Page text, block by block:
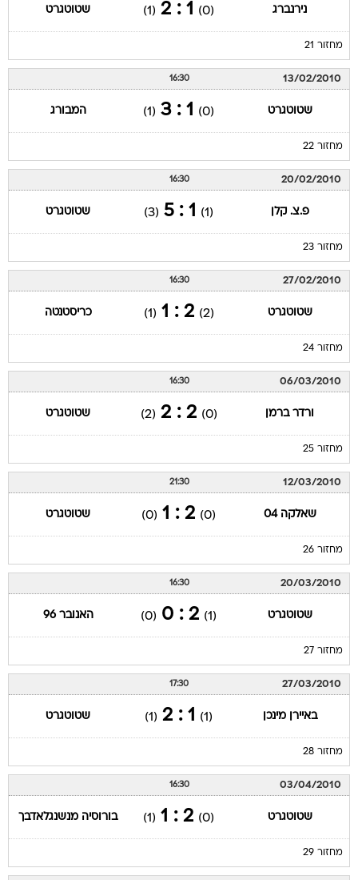
נירנברג (0)
1 : 2
(1) שטוטגרט
מחזור 21
13/02/2010
16:30
שטוטגרט (0)
1 : 3
(1) המבורג
מחזור 22
20/02/2010
16:30
פ.צ. קלן (1)
1 : 5
(3) שטוטגרט
מחזור 23
27/02/2010
16:30
שטוטגרט (2)
2 : 1
(1) כריסטנטה
מחזור 24
06/03/2010
16:30
ורדר ברמן (0)
2 : 2
(2) שטוטגרט
מחזור 25
12/03/2010
21:30
שאלקה 04 (0)
2 : 1
(0) שטוטגרט
מחזור 26
20/03/2010
16:30
שטוטגרט (1)
2 : 0
(0) האנובר 96
מחזור 27
27/03/2010
17:30
באיירן מינכן (1)
1 : 2
(1) שטוטגרט
מחזור 28
03/04/2010
16:30
שטוטגרט (0)
2 : 1
(1) בורוסיה מנשנגלאדבך
מחזור 29